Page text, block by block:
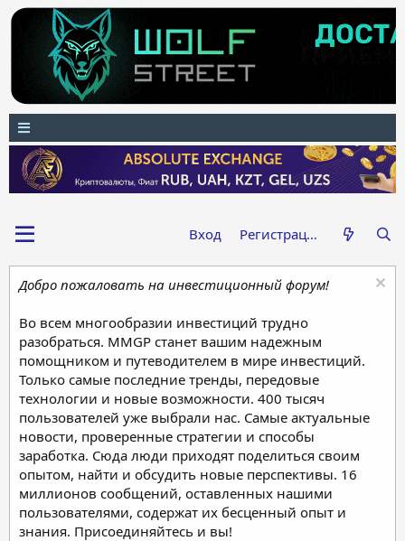
Вход Регистрация
Добро пожаловать на инвестиционный форум!
Во всем многообразии инвестиций трудно
разобраться. MMGP станет вашим надежным
помощником и путеводителем в мире инвестиций.
Только самые последние тренды, передовые
технологии и новые возможности. 400 тысяч
пользователей уже выбрали нас. Самые актуальные
новости, проверенные стратегии и способы
заработка. Сюда люди приходят поделиться своим
опытом, найти и обсудить новые перспективы. 16
миллионов сообщений, оставленных нашими
пользователями, содержат их бесценный опыт и
знания. Присоединяйтесь и вы!